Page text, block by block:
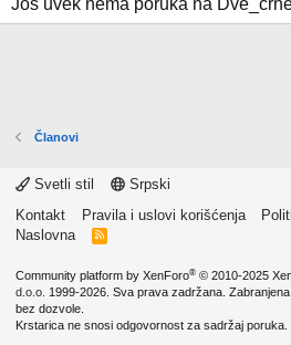
Još uvek nema poruka na
Članovi
Svetli stil
Srpski
Kontakt
Pravila i uslovi korišćenja
Naslovna
R
Community platform by XenForo® © 2010-2025
d.o.o. 1999-2026. Sva prava zadržana.
bez dozvole.
Krstarica ne snosi odgovornost za sadržaj poruka.